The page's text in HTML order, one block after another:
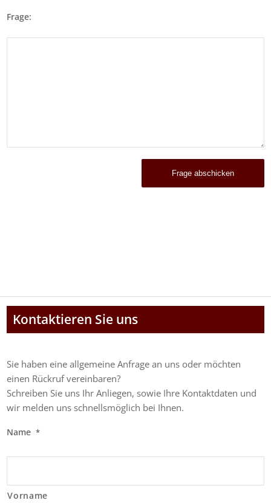
Frage:
Kontaktieren Sie uns
Sie haben eine allgemeine Anfrage an uns oder möchten
einen Rückruf vereinbaren?
Schreiben Sie uns Ihr Anliegen, sowie Ihre Kontaktdaten und
wir melden uns schnellsmöglich bei Ihnen.
Name *
Vorname